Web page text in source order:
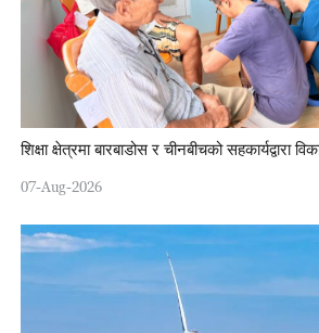
शिक्षा क्षेत्रमा बारबाडोस र चीनबीचको सहकार्यद्वारा
07-Aug-2026